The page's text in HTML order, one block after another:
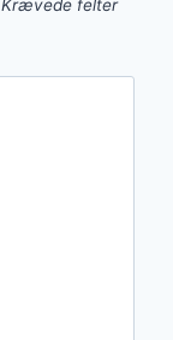
Krævede felter